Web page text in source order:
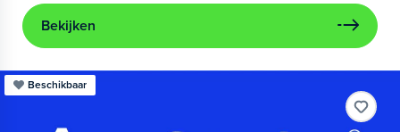
Bekijken
Beschikbaar